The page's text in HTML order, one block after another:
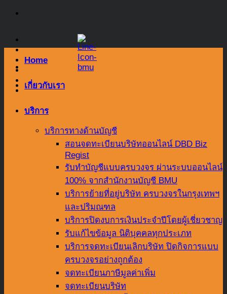
Skip
Home
เกี่ยวกับเรา
บริการ
บริการทางด้านบัญชี
สอนจดทะเบียนบริษัทออนไลน์ DBD Biz
Regist
รับทำบัญชีแบบครบวงจร ผ่านระบบออนไลน์
100% จากสำนักงานบัญชี BMU
บริการย้ายที่อยู่บริษัท ครบวงจรในกรุงเทพฯ
และปริมณฑล
บริการปิดงบการเงินประจำปีโดยผู้เชี่ยวชาญ
รับแก้ไขข้อมูล นิติบุคคลทุกประเภท
บริการจดทะเบียนเลิกบริษัท ปิดกิจการแบบ
ครบวงจรอย่างถูกต้อง
จดทะเบียนภาษีมูลค่าเพิ่ม
จดทะเบียนบริษัท